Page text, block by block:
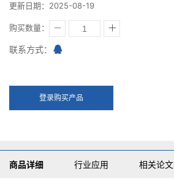
更新日期：2025-08-19
购买数量：
联系方式：
登录购买产品
商品详细 行业应用 相关论文